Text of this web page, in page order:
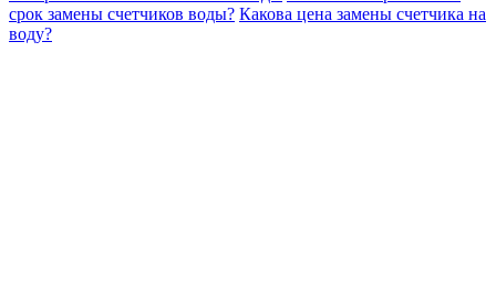
срок замены счетчиков воды? Какова цена замены счетчика на
воду?